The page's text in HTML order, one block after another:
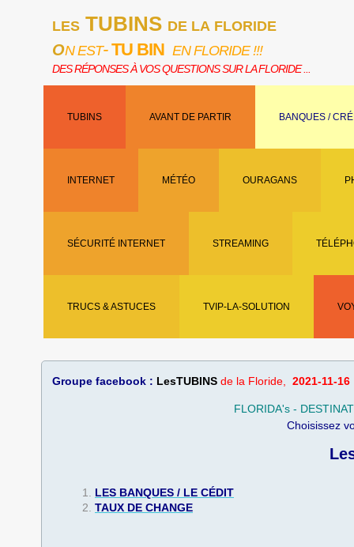
TUBINS AVANT DE PARTIR BANQUES /
INTERNET MÉTÉO OURAGANS
SÉCURITÉ INTERNET STREAMING
TRUCS & ASTUCES TVIP-LA-SOLUTION
LES TUBINS DE LA FLORIDE
ON EST-TU BIN EN FLORIDE !!!
DES RÉPONSES À VOS QUESTIONS SUR LA FLORIDE ...
Groupe facebook : LesTUBINS de la Floride, 2021-11-16
FLORIDA's -
​Choisissez
LES BANQUES / LE CÉDIT
​TAUX DE CHANGE